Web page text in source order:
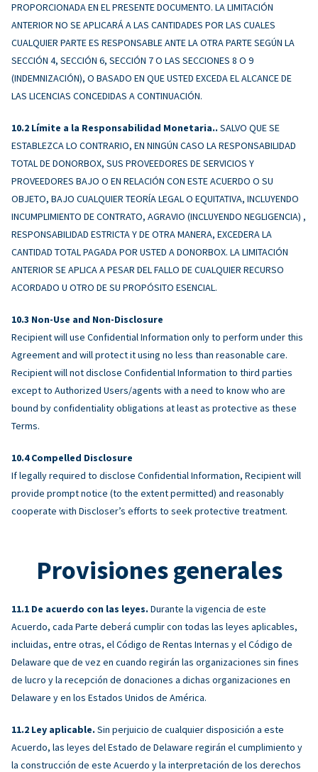
PROPORCIONADA EN EL PRESENTE DOCUMENTO. LA LIMITACIÓN
ANTERIOR NO SE APLICARÁ A LAS CANTIDADES POR LAS CUALES
CUALQUIER PARTE ES RESPONSABLE ANTE LA OTRA PARTE SEGÚN LA
SECCIÓN 4, SECCIÓN 6, SECCIÓN 7 O LAS SECCIONES 8 O 9
(INDEMNIZACIÓN), O BASADO EN QUE USTED EXCEDA EL ALCANCE DE
LAS LICENCIAS CONCEDIDAS A CONTINUACIÓN.
Límite a la Responsabilidad Monetaria.. SALVO QUE SE
ESTABLEZCA LO CONTRARIO, EN NINGÚN CASO LA RESPONSABILIDAD
TOTAL DE DONORBOX, SUS PROVEEDORES DE SERVICIOS Y
PROVEEDORES BAJO O EN RELACIÓN CON ESTE ACUERDO O SU
OBJETO, BAJO CUALQUIER TEORÍA LEGAL O EQUITATIVA, INCLUYENDO
INCUMPLIMIENTO DE CONTRATO, AGRAVIO (INCLUYENDO NEGLIGENCIA) ,
RESPONSABILIDAD ESTRICTA Y DE OTRA MANERA, EXCEDERA LA
CANTIDAD TOTAL PAGADA POR USTED A DONORBOX. LA LIMITACIÓN
ANTERIOR SE APLICA A PESAR DEL FALLO DE CUALQUIER RECURSO
ACORDADO U OTRO DE SU PROPÓSITO ESENCIAL.
Non-Use and Non-Disclosure
Recipient will use Confidential Information only to perform under this
Agreement and will protect it using no less than reasonable care.
Recipient will not disclose Confidential Information to third parties
except to Authorized Users/agents with a need to know who are
bound by confidentiality obligations at least as protective as these
Terms.
Compelled Disclosure
If legally required to disclose Confidential Information, Recipient will
provide prompt notice (to the extent permitted) and reasonably
cooperate with Discloser’s efforts to seek protective treatment.
Provisiones generales
De acuerdo con las leyes. Durante la vigencia de este
Acuerdo, cada Parte deberá cumplir con todas las leyes aplicables,
incluidas, entre otras, el Código de Rentas Internas y el Código de
Delaware que de vez en cuando regirán las organizaciones sin fines
de lucro y la recepción de donaciones a dichas organizaciones en
Delaware y en los Estados Unidos de América.
Ley aplicable. Sin perjuicio de cualquier disposición a este
Acuerdo, las leyes del Estado de Delaware regirán el cumplimiento y
la construcción de este Acuerdo y la interpretación de los derechos